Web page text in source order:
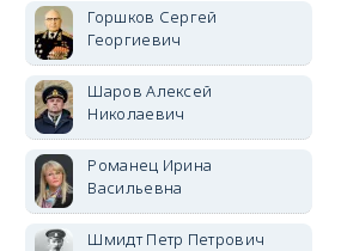
Горшков Сергей
Георгиевич
Шаров Алексей
Николаевич
Романец Ирина
Васильевна
Шмидт Петр Петрович